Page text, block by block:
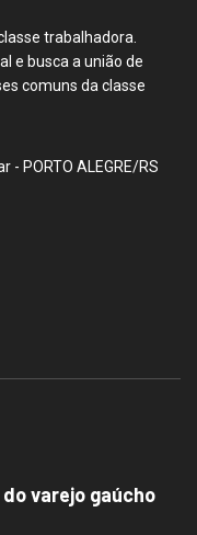
trabalhadora.
e busca a união de
comuns da classe
- PORTO ALEGRE/RS
varejo gaúcho